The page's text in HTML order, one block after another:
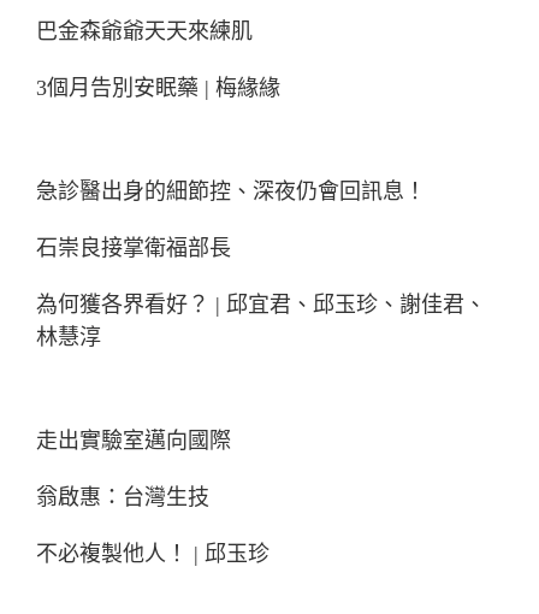
巴金森爺爺天天來練肌
3個月告別安眠藥 | 梅緣緣
急診醫出身的細節控、深夜仍會回訊息！
石崇良接掌衛福部長
為何獲各界看好？ | 邱宜君、邱玉珍、謝佳君、
林慧淳
走出實驗室邁向國際
翁啟惠：台灣生技
不必複製他人！ | 邱玉珍